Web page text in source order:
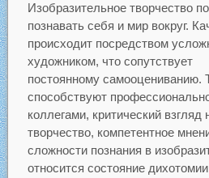
Изобразительное творчество
познавать себя и мир вокруг.
происходит посредством
художником, что сопутствует
постоянному самооцениванию.
способствуют
коллегами, критический взгляд
творчество, компетентное
сложности познания в
относится состояние